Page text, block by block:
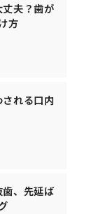
夫？歯が
方
れる口内
歯、先延ば